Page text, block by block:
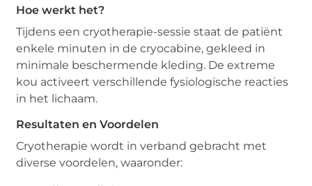
Hoe werkt het?
Tijdens een cryotherapie-sessie staat de patiënt
enkele minuten in de cryocabine, gekleed in
minimale beschermende kleding. De extreme
kou activeert verschillende fysiologische reacties
in het lichaam.
Resultaten en Voordelen
Cryotherapie wordt in verband gebracht met
diverse voordelen, waaronder: